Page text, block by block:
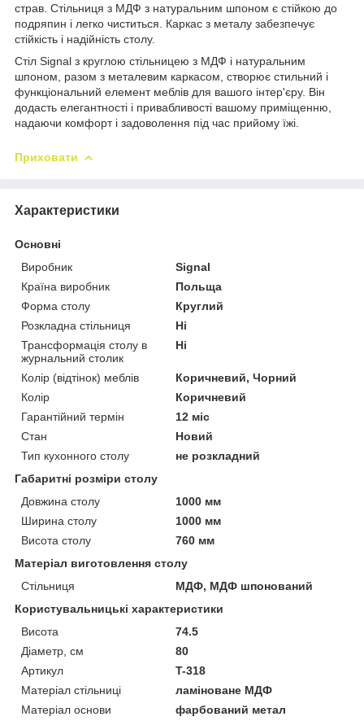
страв. Стільниця з МДФ з натуральним шпоном є стійкою до
подряпин і легко чиститься. Каркас з металу забезпечує
стійкість і надійність столу.
Стіл Signal з круглою стільницею з МДФ і натуральним
шпоном, разом з металевим каркасом, створює стильний і
функціональний елемент меблів для вашого інтер'єру. Він
додасть елегантності і привабливості вашому приміщенню,
надаючи комфорт і задоволення під час прийому їжі.
Приховати
Характеристики
Основні
Виробник
Signal
Країна виробник
Польща
Форма столу
Круглий
Розкладна стільниця
Ні
Трансформація столу в
журнальний столик
Ні
Колір (відтінок) меблів
Коричневий, Чорний
Колір
Коричневий
Гарантійний термін
12 міс
Стан
Новий
Тип кухонного столу
не розкладний
Габаритні розміри столу
Довжина столу
1000 мм
Ширина столу
1000 мм
Висота столу
760 мм
Матеріал виготовлення столу
Стільниця
МДФ, МДФ шпонований
Користувальницькі характеристики
Висота
74.5
Діаметр, см
80
Артикул
T-318
Матеріал стільниці
ламіноване МДФ
Матеріал основи
фарбований метал